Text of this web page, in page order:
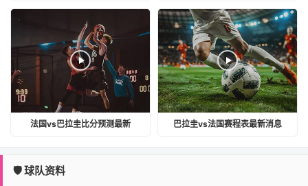
法国vs巴拉圭比分预测最新 巴拉圭vs法国赛程表最新消息
🛡️ 球队资料